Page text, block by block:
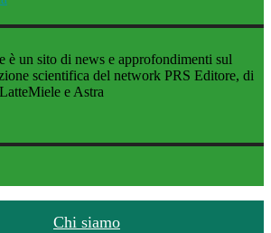
è un sito di news e approfondimenti sul
scientifica del network PRS Editore, di
e Astra
Chi siamo